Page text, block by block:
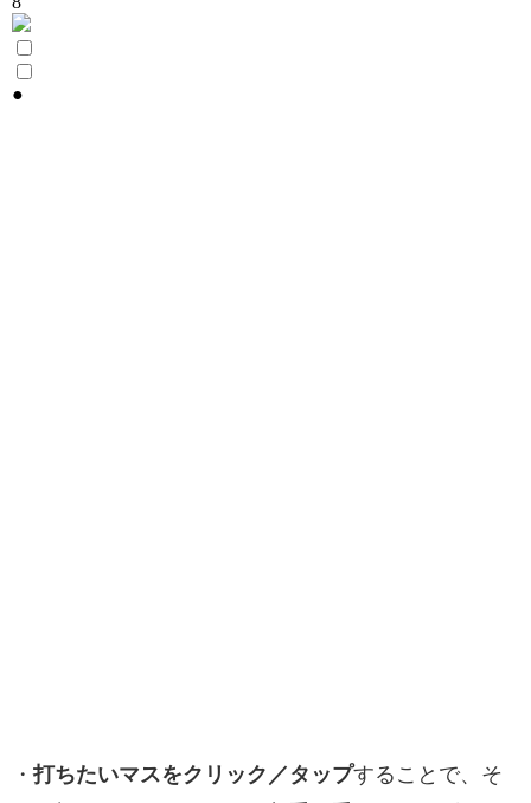
・打ちたいマスをクリック／タップすることで、そ